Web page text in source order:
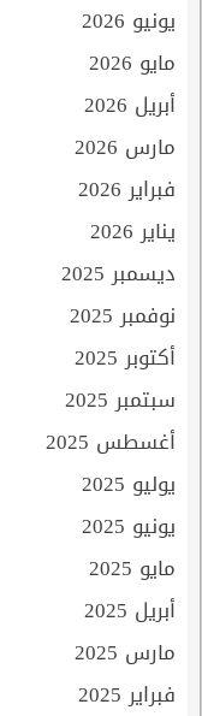
يونيو 2026
مايو 2026
أبريل 2026
مارس 2026
فبراير 2026
يناير 2026
ديسمبر 2025
نوفمبر 2025
أكتوبر 2025
سبتمبر 2025
أغسطس 2025
يوليو 2025
يونيو 2025
مايو 2025
أبريل 2025
مارس 2025
فبراير 2025